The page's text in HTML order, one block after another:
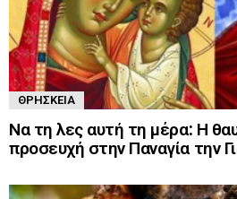
ΘΡΗΣΚΕΊΑ
Να τη λες αυτή τη μέρα: Η
προσευχή στην Παναγία την